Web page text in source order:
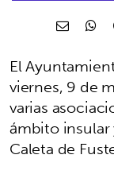
El
viernes, 9 de
varias
ámbito
Caleta de